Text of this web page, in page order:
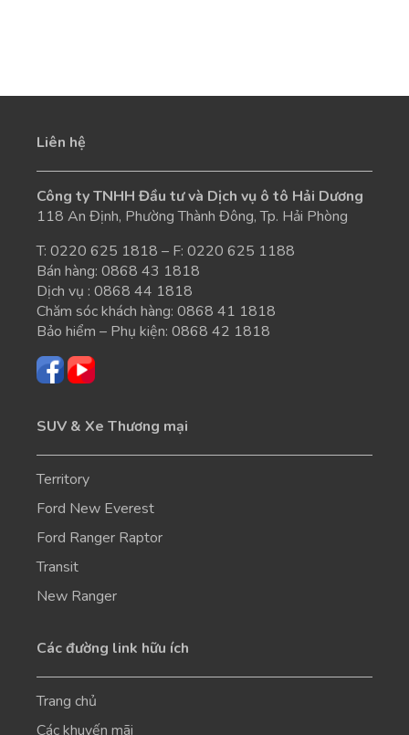
Liên hệ
Công ty TNHH Đầu tư và Dịch vụ ô tô Hải Dương
118 An Định, Phường Thành Đông, Tp. Hải Phòng
T: 0220 625 1818 – F: 0220 625 1188
Bán hàng: 0868 43 1818
Dịch vụ : 0868 44 1818
Chăm sóc khách hàng: 0868 41 1818
Bảo hiểm – Phụ kiện: 0868 42 1818
SUV & Xe Thương mại
Territory
Ford New Everest
Ford Ranger Raptor
Transit
New Ranger
Các đường link hữu ích
Trang chủ
Các khuyến mãi